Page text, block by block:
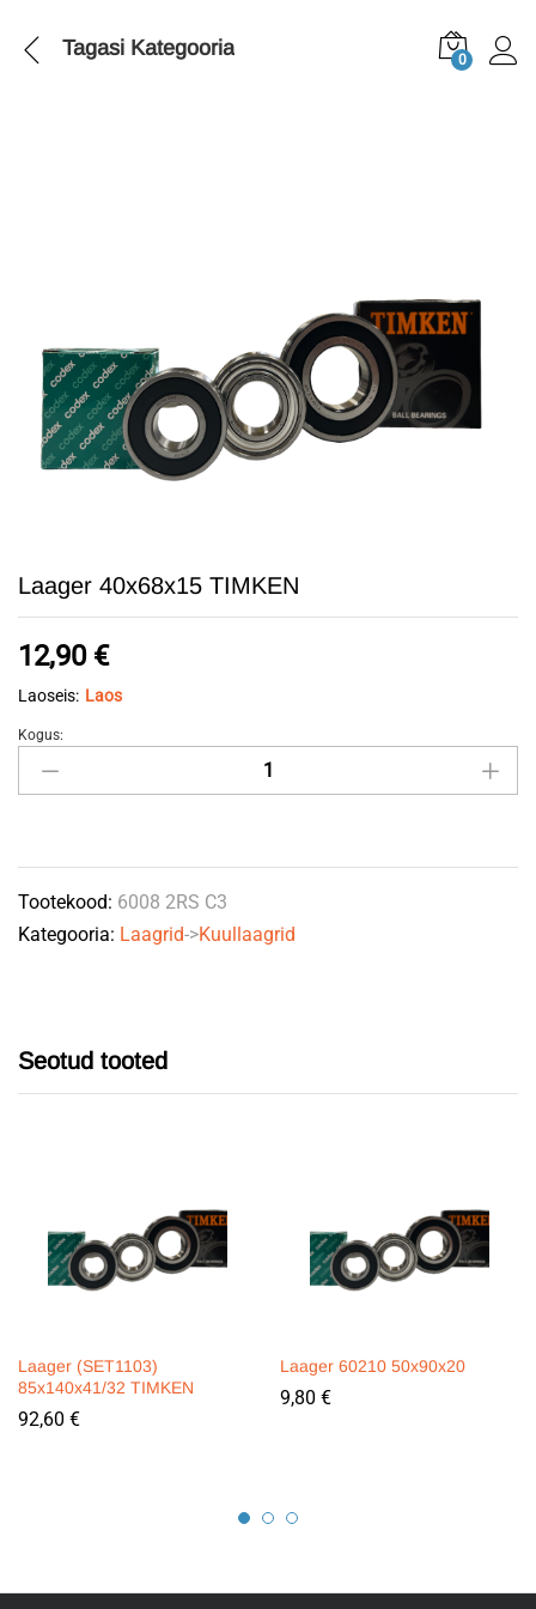
Tagasi Kategooria 0
Laager 40x68x15 TIMKEN
12,90 €
Laoseis: Laos
Laager
40x68x15
Kogus:
Tootekood: 6008 2RS C3
Kategooria: Laagrid->Kuullaagrid
Seotud tooted
Laager (SET1103)
85x140x41/32 TIMKEN
92,60 €
Laager 60210 50x90x20
9,80 €